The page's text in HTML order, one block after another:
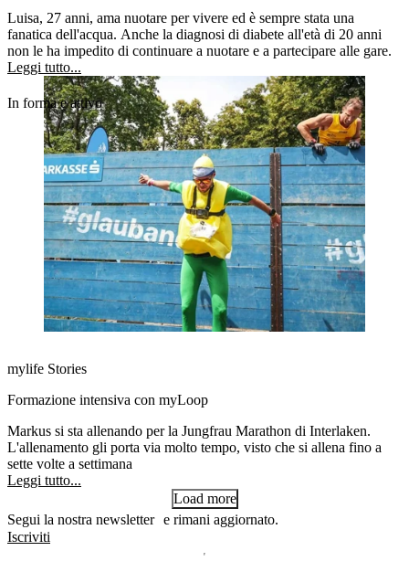
Luisa, 27 anni, ama nuotare per vivere ed è sempre stata una
fanatica dell'acqua. Anche la diagnosi di diabete all'età di 20 anni
non le ha impedito di continuare a nuotare e a partecipare alle gare.
Leggi tutto...
In forma e attivo
mylife Stories
Formazione intensiva con myLoop
Markus si sta allenando per la Jungfrau Marathon di Interlaken.
L'allenamento gli porta via molto tempo, visto che si allena fino a
sette volte a settimana
Leggi tutto...
Load more
Segui la nostra newsletter e rimani aggiornato.
Iscriviti